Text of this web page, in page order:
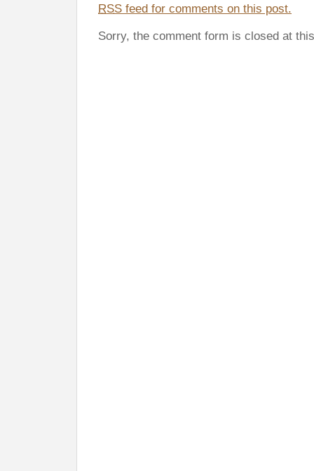
RSS feed for comments on this post.
Sorry, the comment form is closed at